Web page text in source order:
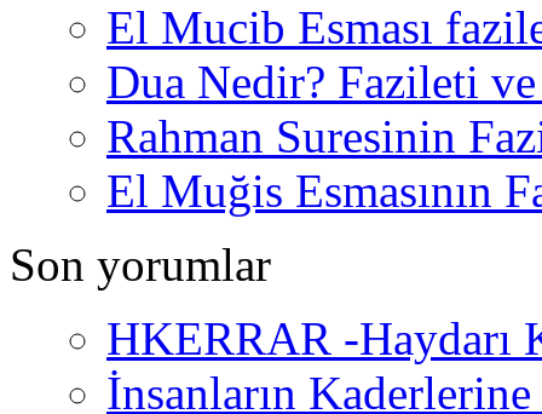
El Mucib Esması
Dua Nedir? Fazileti
Rahman Suresinin
El Muğis Esmasının
Son yorumlar
HKERRAR -Haydarı
İnsanların